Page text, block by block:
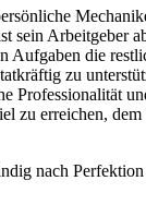
sein Arbeitgeber
Aufgaben die
zu
Professionalität
zu erreichen,
nach